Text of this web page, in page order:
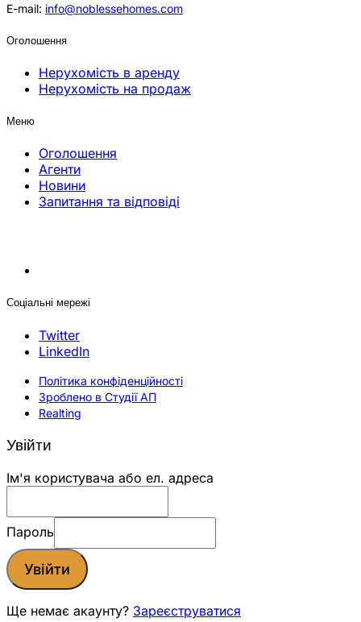
E-mail: info@noblessehomes.com
Оголошення
Нерухомість в аренду
Нерухомість на продаж
Меню
Оголошення
Агенти
Новини
Запитання та відповіді
Соціальні мережі
Twitter
LinkedIn
Політика конфіденційності
Зроблено в Студії АП
Realting
Увійти
Ім'я користувача або ел. адреса
Пароль
Увійти
Ще немає акаунту? Зареєструватися